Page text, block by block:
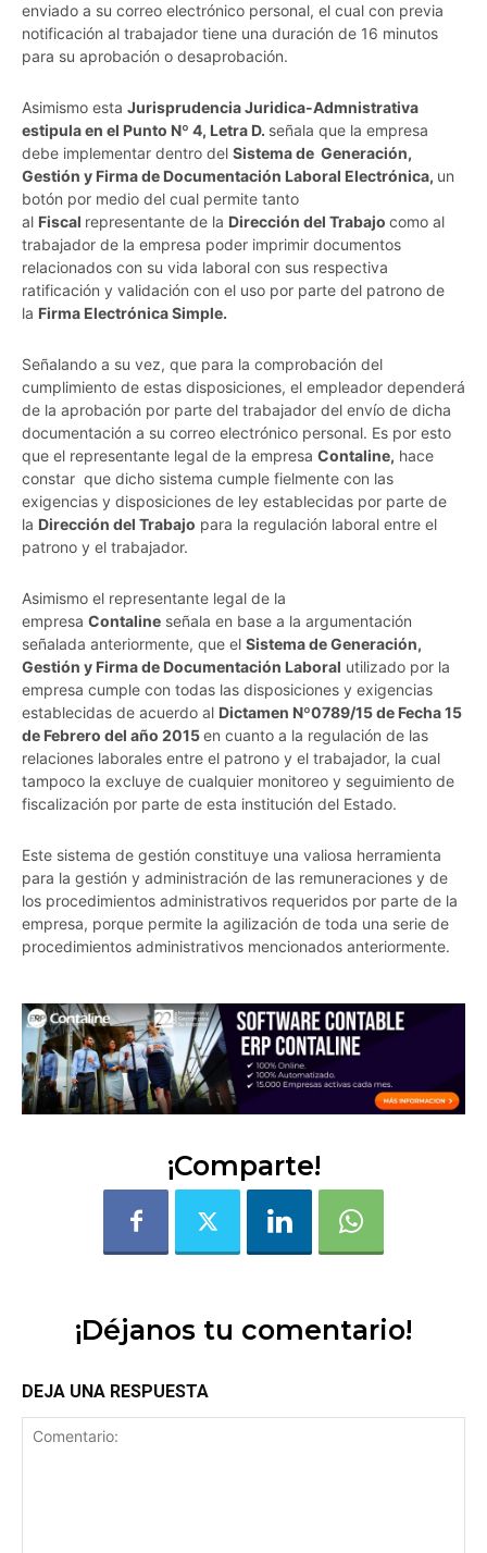
enviado a su correo electrónico personal, el cual con previa
notificación al trabajador tiene una duración de 16 minutos
para su aprobación o desaprobación.
Asimismo esta Jurisprudencia Juridica-Admnistrativa
estipula en el Punto Nº 4, Letra D. señala que la empresa
debe implementar dentro del Sistema de Generación,
Gestión y Firma de Documentación Laboral Electrónica, un
botón por medio del cual permite tanto
al Fiscal representante de la Dirección del Trabajo como al
trabajador de la empresa poder imprimir documentos
relacionados con su vida laboral con sus respectiva
ratificación y validación con el uso por parte del patrono de
la Firma Electrónica Simple.
Señalando a su vez, que para la comprobación del
cumplimiento de estas disposiciones, el empleador dependerá
de la aprobación por parte del trabajador del envío de dicha
documentación a su correo electrónico personal. Es por esto
que el representante legal de la empresa Contaline, hace
constar que dicho sistema cumple fielmente con las
exigencias y disposiciones de ley establecidas por parte de
la Dirección del Trabajo para la regulación laboral entre el
patrono y el trabajador.
Asimismo el representante legal de la
empresa Contaline señala en base a la argumentación
señalada anteriormente, que el Sistema de Generación,
Gestión y Firma de Documentación Laboral utilizado por la
empresa cumple con todas las disposiciones y exigencias
establecidas de acuerdo al Dictamen Nº0789/15 de Fecha 15
de Febrero del año 2015en cuanto a la regulación de las
relaciones laborales entre el patrono y el trabajador, la cual
tampoco la excluye de cualquier monitoreo y seguimiento de
fiscalización por parte de esta institución del Estado.
Este sistema de gestión constituye una valiosa herramienta
para la gestión y administración de las remuneraciones y de
los procedimientos administrativos requeridos por parte de la
empresa, porque permite la agilización de toda una serie de
procedimientos administrativos mencionados anteriormente.
¡Comparte!
¡Déjanos tu comentario!
DEJA UNA RESPUESTA